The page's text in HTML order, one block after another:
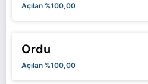
Açılan %100,00
Ordu
Açılan %100,00